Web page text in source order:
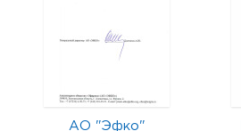
АО "Эфко"